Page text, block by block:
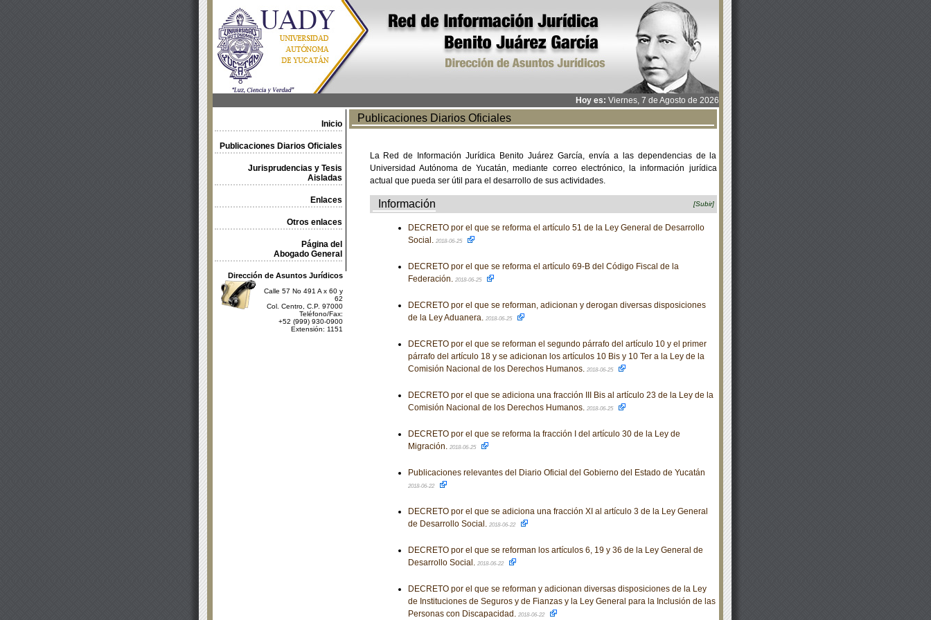
Hoy es: Viernes, 7 de Agosto de 2026
Inicio
Publicaciones Diarios Oficiales
Jurisprudencias y Tesis
Aisladas
Enlaces
Otros enlaces
Página del
Abogado General
Dirección de Asuntos Jurídicos
Calle 57 No 491 A x 60 y
62
Col. Centro, C.P. 97000
Teléfono/Fax:
+52 (999) 930-0900
Extensión: 1151
Publicaciones Diarios Oficiales
La Red de Información Jurídica Benito Juárez García, envía a las dependencias de la
Universidad Autónoma de Yucatán, mediante correo electrónico, la información jurídica
actual que pueda ser útil para el desarrollo de sus actividades.
Información [Subir]
DECRETO por el que se reforma el artículo 51 de la Ley General de Desarrollo
Social. 2018-06-25
DECRETO por el que se reforma el artículo 69-B del Código Fiscal de la
Federación. 2018-06-25
DECRETO por el que se reforman, adicionan y derogan diversas disposiciones
de la Ley Aduanera. 2018-06-25
DECRETO por el que se reforman el segundo párrafo del artículo 10 y el primer
párrafo del artículo 18 y se adicionan los artículos 10 Bis y 10 Ter a la Ley de la
Comisión Nacional de los Derechos Humanos. 2018-06-25
DECRETO por el que se adiciona una fracción III Bis al artículo 23 de la Ley de la
Comisión Nacional de los Derechos Humanos. 2018-06-25
DECRETO por el que se reforma la fracción I del artículo 30 de la Ley de
Migración. 2018-06-25
Publicaciones relevantes del Diario Oficial del Gobierno del Estado de Yucatán
2018-06-22
DECRETO por el que se adiciona una fracción XI al artículo 3 de la Ley General
de Desarrollo Social. 2018-06-22
DECRETO por el que se reforman los artículos 6, 19 y 36 de la Ley General de
Desarrollo Social. 2018-06-22
DECRETO por el que se reforman y adicionan diversas disposiciones de la Ley
de Instituciones de Seguros y de Fianzas y la Ley General para la Inclusión de las
Personas con Discapacidad. 2018-06-22